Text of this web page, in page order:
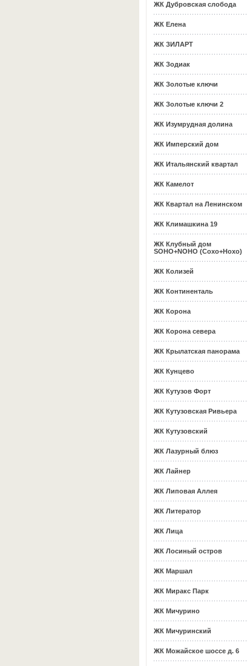
ЖК Дубровская слобода
ЖК Елена
ЖК ЗИЛАРТ
ЖК Зодиак
ЖК Золотые ключи
ЖК Золотые ключи 2
ЖК Изумрудная долина
ЖК Имперский дом
ЖК Итальянский квартал
ЖК Камелот
ЖК Квартал на Ленинском
ЖК Климашкина 19
ЖК Клубный дом
SOHO+NOHO (Сохо+Нохо)
ЖК Колизей
ЖК Континенталь
ЖК Корона
ЖК Корона севера
ЖК Крылатская панорама
ЖК Кунцево
ЖК Кутузов Форт
ЖК Кутузовская Ривьера
ЖК Кутузовский
ЖК Лазурный блюз
ЖК Лайнер
ЖК Липовая Аллея
ЖК Литератор
ЖК Лица
ЖК Лосиный остров
ЖК Маршал
ЖК Миракс Парк
ЖК Мичурино
ЖК Мичуринский
ЖК Можайское шоссе д. 6